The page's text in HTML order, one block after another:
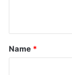
t
*
Name *